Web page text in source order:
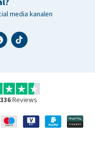
media kanalen
Reviews